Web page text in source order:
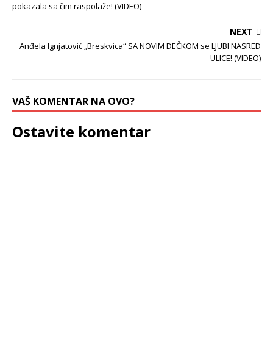
pokazala sa čim raspolaže! (VIDEO)
NEXT
Anđela Ignjatović „Breskvica“ SA NOVIM DEČKOM se LJUBI NASRED
ULICE! (VIDEO)
VAŠ KOMENTAR NA OVO?
Ostavite komentar